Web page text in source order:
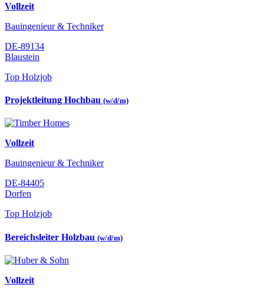
Vollzeit
Bauingenieur & Techniker
DE-89134
Blaustein
Top Holzjob
Projektleitung Hochbau (w/d/m)
Vollzeit
Bauingenieur & Techniker
DE-84405
Dorfen
Top Holzjob
Bereichsleiter Holzbau (w/d/m)
Vollzeit